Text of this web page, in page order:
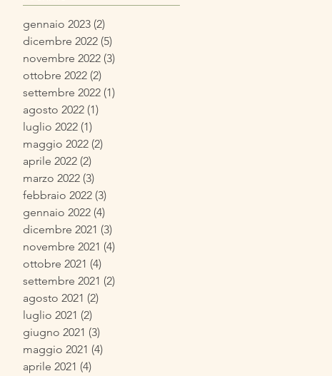
autunnale
gennaio 2023 (2)
dicembre 2022 (5)
novembre 2022 (3)
ottobre 2022 (2)
settembre 2022 (1)
agosto 2022 (1)
luglio 2022 (1)
maggio 2022 (2)
aprile 2022 (2)
marzo 2022 (3)
febbraio 2022 (3)
gennaio 2022 (4)
dicembre 2021 (3)
novembre 2021 (4)
ottobre 2021 (4)
settembre 2021 (2)
agosto 2021 (2)
luglio 2021 (2)
giugno 2021 (3)
maggio 2021 (4)
aprile 2021 (4)